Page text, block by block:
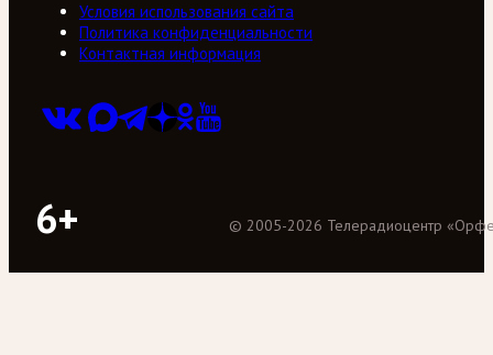
Условия использования сайта
Политика конфиденциальности
Контактная информация
6+ © 2005-2026 Телерадиоцентр